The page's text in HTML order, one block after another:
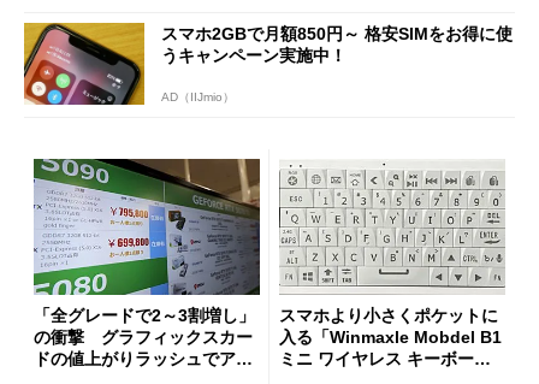
スマホ2GBで月額850円～ 格安SIMをお得に使
うキャンペーン実施中！
AD（IIJmio）
「全グレードで2～3割増し」
の衝撃 グラフィックスカー
ドの値上がりラッシュでアキ
スマホより小さくポケットに
入る「Winmaxle Mobdel B1
ミニ ワイヤレス キーボー